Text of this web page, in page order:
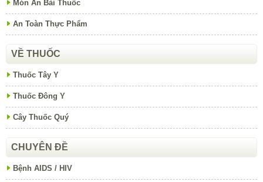
Món Ăn Bài Thuốc
An Toàn Thực Phẩm
VỀ THUỐC
Thuốc Tây Y
Thuốc Đông Y
Cây Thuốc Quý
CHUYÊN ĐỀ
Bệnh AIDS / HIV